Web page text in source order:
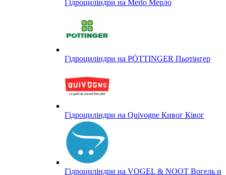
Гідроциліндри на Merlo Мерло
Гідроциліндри на PÖTTINGER Пьотінгер
Гідроциліндри на Quivogne Кивог Ківог
Гідроциліндри на VOGEL & NOOT Вогель и